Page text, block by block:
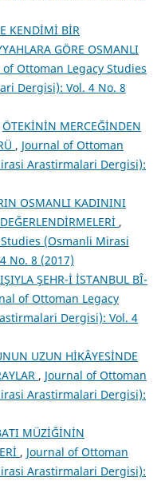
KENDİMİ BİR
GÖRE OSMANLI
of Ottoman Legacy Studies
Dergisi): Vol. 4 No. 8
ÖTEKİNİN MERCEĞİNDEN
, Journal of Ottoman
Arastirmalari Dergisi):
OSMANLI KADININI
,
(Osmanli Mirasi
No. 8 (2017)
ŞEHR-İ İSTANBUL BÎ-
of Ottoman Legacy
Dergisi): Vol. 4
UZUN HİKÂYESİNDE
, Journal of Ottoman
Arastirmalari Dergisi):
MÜZİĞİNİN
, Journal of Ottoman
Arastirmalari Dergisi):